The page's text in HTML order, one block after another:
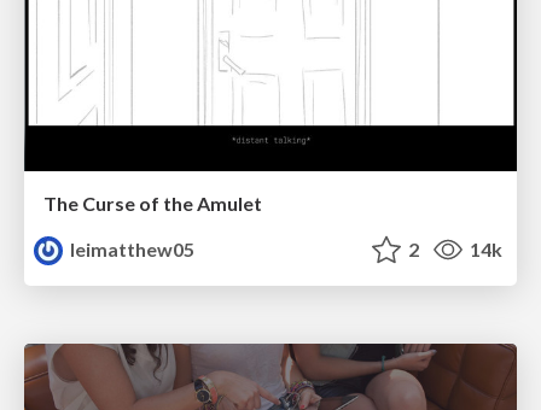
The Curse of the Amulet
leimatthew05
2 14k